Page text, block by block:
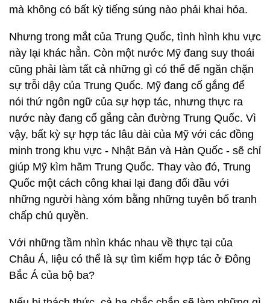
mà không có bất kỳ tiếng súng nào phải khai hỏa.
Nhưng trong mắt của Trung Quốc, tình hình khu vực
này lại khác hẳn. Còn một nước Mỹ đang suy thoái
cũng phải làm tất cả những gì có thể để ngăn chặn
sự trỗi dậy của Trung Quốc. Mỹ đang cố gắng để
nói thứ ngôn ngữ của sự hợp tác, nhưng thực ra
nước này đang cố gắng cản đường Trung Quốc. Vì
vậy, bất kỳ sự hợp tác lâu dài của Mỹ với các đồng
minh trong khu vực - Nhật Bản và Hàn Quốc - sẽ chỉ
giúp Mỹ kìm hãm Trung Quốc. Thay vào đó, Trung
Quốc một cách công khai lại đang đối đầu với
những người hàng xóm bằng những tuyên bố tranh
chấp chủ quyền.
Với những tầm nhìn khác nhau về thực tại của
Châu Á, liệu có thể là sự tìm kiếm hợp tác ở Đông
Bắc Á của bộ ba?